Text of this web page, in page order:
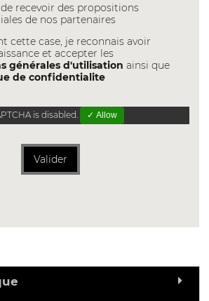
recevoir des propositions
de nos partenaires
cette case, je reconnais avoir
et accepter les
générales d'utilisation ainsi que
de confidentialite
is disabled. ✓ Allow
Valider